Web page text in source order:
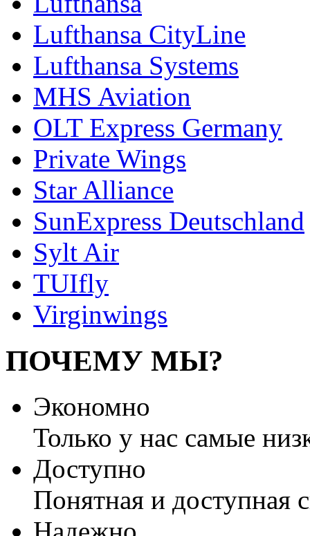
Lufthansa CityLine
Lufthansa Systems
MHS Aviation
OLT Express Germany
Private Wings
Star Alliance
SunExpress Deutschland
Sylt Air
TUIfly
Virginwings
ПОЧЕМУ МЫ?
Экономно
Только у нас самые
Доступно
Понятная и доступная